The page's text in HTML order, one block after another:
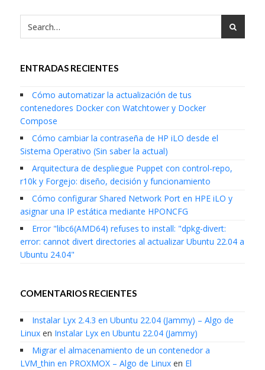
ENTRADAS RECIENTES
Cómo automatizar la actualización de tus
contenedores Docker con Watchtower y Docker
Compose
Cómo cambiar la contraseña de HP iLO desde el
Sistema Operativo (Sin saber la actual)
Arquitectura de despliegue Puppet con control-repo,
r10k y Forgejo: diseño, decisión y funcionamiento
Cómo configurar Shared Network Port en HPE iLO y
asignar una IP estática mediante HPONCFG
Error "libc6(AMD64) refuses to install: "dpkg-divert:
error: cannot divert directories al actualizar Ubuntu 22.04 a
Ubuntu 24.04"
COMENTARIOS RECIENTES
Instalar Lyx 2.4.3 en Ubuntu 22.04 (Jammy) – Algo de
Linuxen Instalar Lyx en Ubuntu 22.04 (Jammy)
Migrar el almacenamiento de un contenedor a
LVM_thin en PROXMOX – Algo de Linuxen El